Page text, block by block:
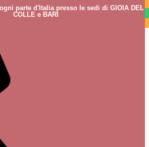
parte d'Italia presso le sedi di GIOIA DEL
COLLE e BARI